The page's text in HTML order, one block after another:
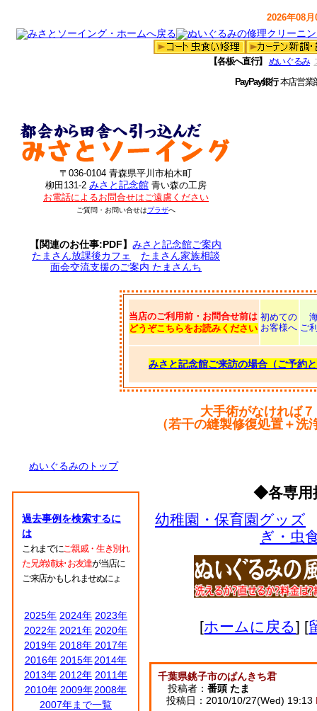
2026年08
【各板へ直行】 ぬいぐるみ
PayPay銀行本店営
〒036-0104 青森県平川市柏木町
柳田131-2 みさと記念館 青い森の工房
お電話によるお問合せはご遠慮ください
ご質問・お問い合せはプラザへ
【関連のお仕事:PDF】みさと記念館ご案内
たまさん放課後カフェ
たまさん家族相談
面会交流支援のご案内 たまさんち
当店のご利用前・お問合せ前は
どうぞこちらをお読みください
初めての
お客様へ ご
みさと記念館ご来訪の場合（ご予約
大手術がなければ
（若干の縫製修復処置＋
ぬいぐるみのトップ
過去事例を検索するに
は
これまでにご親戚・生き別れ
た兄弟姉妹･お友達が当店に
ご来店かもしれませぬにょ
2025年 2024年 2023年
2022年 2021年 2020年
2019年 2018年 2017年
2016年 2015年 2014年
2013年 2012年 2011年
2010年 2009年 2008年
2007年まで一覧
◆各専用
幼稚園・保育園グッズ
ぎ・虫
[ホームに戻る] [
千葉県銚子市のぱんきち君
投稿者： 番頭 たま
投稿日：2010/10/27(Wed) 19:13